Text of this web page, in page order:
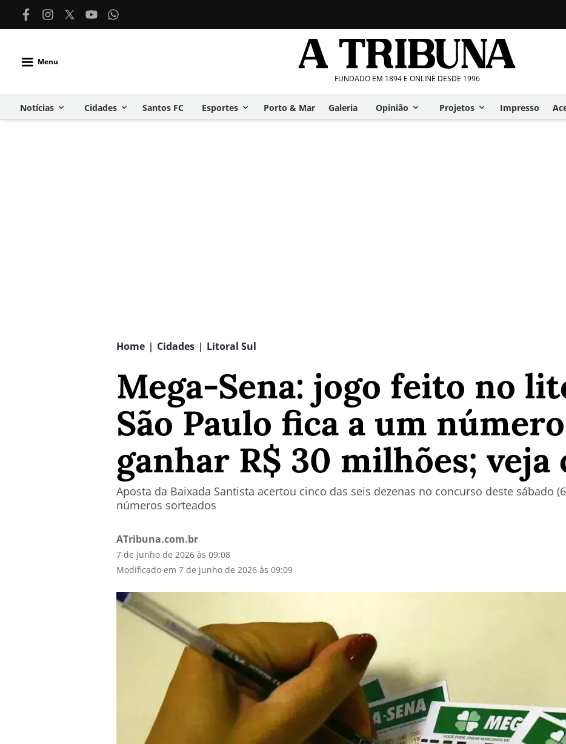
Menu
FUNDADO EM 1894 E ONLINE DESDE 1996
Notícias Cidades Santos FC Esportes Porto & Mar Galeria Opinião Projetos Impresso
Home | Cidades | Litoral Sul
Mega-Sena: jogo feito no
São Paulo fica a um
ganhar R$ 30 milhões; veja
Aposta da Baixada Santista acertou cinco das seis dezenas no concurso deste sábado
números sorteados
ATribuna.com.br
7 de junho de 2026 às 09:08
Modificado em 7 de junho de 2026 às 09:09